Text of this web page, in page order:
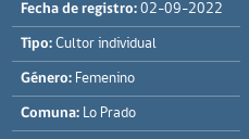
Fecha de registro: 02-09-2022
Tipo: Cultor individual
Género: Femenino
Comuna: Lo Prado